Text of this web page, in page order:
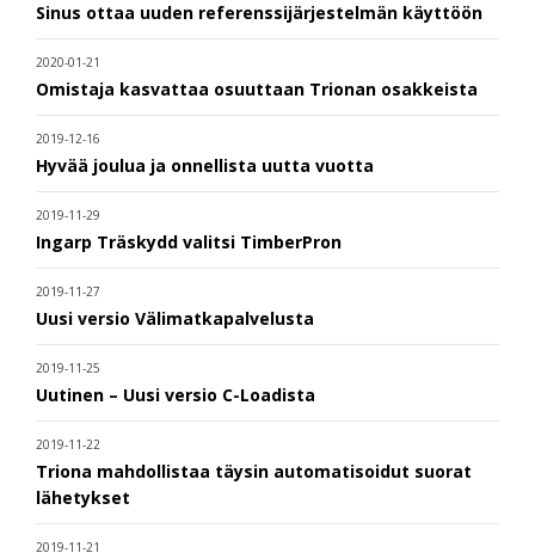
Sinus ottaa uuden referenssijärjestelmän käyttöön
2020-01-21
Omistaja kasvattaa osuuttaan Trionan osakkeista
2019-12-16
Hyvää joulua ja onnellista uutta vuotta
2019-11-29
Ingarp Träskydd valitsi TimberPron
2019-11-27
Uusi versio Välimatkapalvelusta
2019-11-25
Uutinen – Uusi versio C-Loadista
2019-11-22
Triona mahdollistaa täysin automatisoidut suorat
lähetykset
2019-11-21